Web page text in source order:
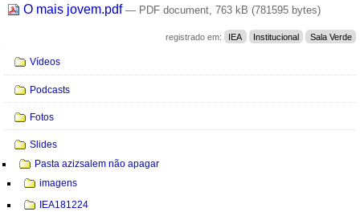
O mais jovem.pdf — PDF document, 763 kB (781595 bytes)
registrado em: IEA Institucional Sala Verde
Navegação
Vídeos
Podcasts
Fotos
Slides
Pasta azizsalem não apagar
imagens
IEA181224